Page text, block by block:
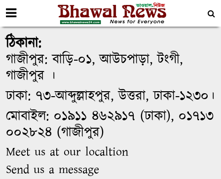
ঠিকানা:
গাজীপুর: বাড়ি-০১, আউচপাড়া, টংগী,
গাজীপুর ।
ঢাকা: ৭৩-আব্দুল্লাহপুর, উত্তরা, ঢাকা-১২৩০।
মোবাইল: ০১৯১১ ৪৬২৯১৭ (ঢাকা), ০১৭১৩
০০২৮২৪ (গাজীপুর)
Meet us at our localtion
Send us a message